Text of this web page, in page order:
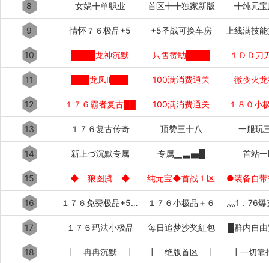
8 女娲╋单职业 首区╋╋独家新版 ╋纯元
9 情怀７６极品+5 +5圣战可换车房 上线满技
10 ████龙神沉默 只售赞助████ １ＤＤ刀
11 ███龙凤Ⅱ███ 100满消费通关 微变火
12 １７６霸者复古██ 100满消费通关 １８０小
13 １７６复古传奇 顶赞三十八 一服玩
14 新上づ沉默专属 专属▁▃▅█ 首站
15 ◆ 狼图腾 ◆ 纯元宝◆首战１区 ●装备自
16 １７６免费极品+5〓道招猛虎〓 １７６小极品＋６ 灬1．76爆
17 １７６玛法小极品 每日追梦沙奖紅包 █群内自
18 ┃ 冉冉沉默 ┃ ┃ 绝版首区 ┃ ┃一切